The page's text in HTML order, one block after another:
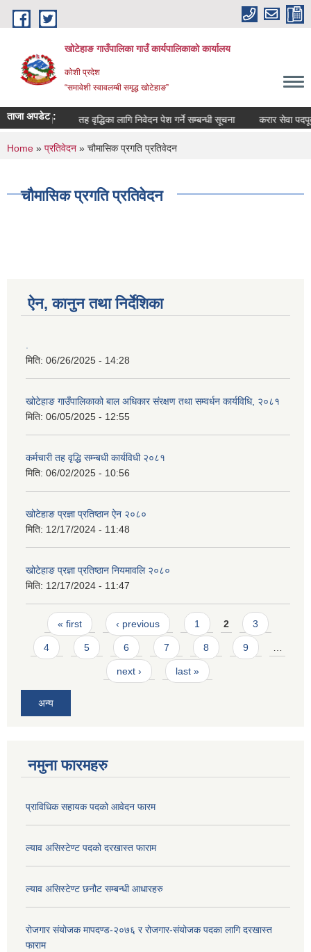
Skip to main content
खोटेहाङ गाउँपालिका गाउँ कार्यपालिकाको कार्यालय
कोशी प्रदेश
“समावेशी स्वावलम्बी समृद्ध खोटेहाङ”
ताजा अपडेट :
सूचना । तह वृद्धिका लागि निवेदन पेश गर्ने सम्बन्धी सूचना करार सेवा पदपूर्ती
You are here
Home » प्रतिवेदन » चौमासिक प्रगति प्रतिवेदन
चौमासिक प्रगति प्रतिवेदन
ऐन, कानुन तथा निर्देशिका
.
मिति: 06/26/2025 - 14:28
खोटेहाङ गाउँपालिकाको बाल अधिकार संरक्षण तथा सम्वर्धन कार्यविधि, २०८१
मिति: 06/05/2025 - 12:55
कर्मचारी तह वृद्धि सम्न्बधी कार्यविधी २०८१
मिति: 06/02/2025 - 10:56
खोटेहाङ प्रज्ञा प्रतिष्ठान ऐन २०८०
मिति: 12/17/2024 - 11:48
खोटेहाङ प्रज्ञा प्रतिष्ठान नियमावलि २०८०
मिति: 12/17/2024 - 11:47
Pages
« first ‹ previous 1 2 3
4 5 6 7 8 9
next › last »
अन्य
नमुना फारमहरु
प्राविधिक सहायक पदको आवेदन फारम
ल्याव असिस्टेण्ट पदको दरखास्त फाराम
ल्याव असिस्टेण्ट छनौट सम्बन्धी आधारहरु
रोजगार संयोजक मापदण्ड-२०७६ र रोजगार-संयोजक पदका लागि दरखास्त
फाराम